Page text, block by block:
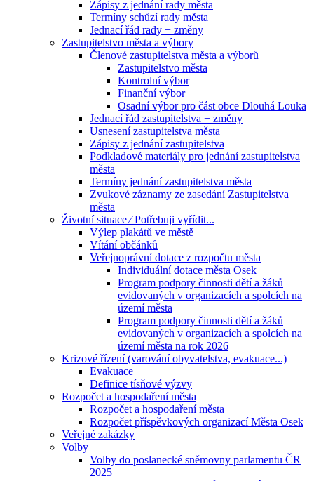
Zápisy z jednání rady města
Termíny schůzí rady města
Jednací řád rady + změny
Zastupitelstvo města a výbory
Členové zastupitelstva města a výborů
Zastupitelstvo města
Kontrolní výbor
Finanční výbor
Osadní výbor pro část obce Dlouhá Louka
Jednací řád zastupitelstva + změny
Usnesení zastupitelstva města
Zápisy z jednání zastupitelstva
Podkladové materiály pro jednání zastupitelstva
města
Termíny jednání zastupitelstva města
Zvukové záznamy ze zasedání Zastupitelstva
města
Životní situace ⁄ Potřebuji vyřídit...
Výlep plakátů ve městě
Vítání občánků
Veřejnoprávní dotace z rozpočtu města
Individuální dotace města Osek
Program podpory činnosti dětí a žáků
evidovaných v organizacích a spolcích na
území města
Program podpory činnosti dětí a žáků
evidovaných v organizacích a spolcích na
území města na rok 2026
Krizové řízení (varování obyvatelstva, evakuace...)
Evakuace
Definice tísňové výzvy
Rozpočet a hospodaření města
Rozpočet a hospodaření města
Rozpočet příspěvkových organizací Města Osek
Veřejné zakázky
Volby
Volby do poslanecké sněmovny parlamentu ČR
2025